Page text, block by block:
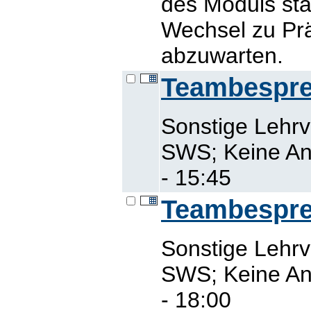
Wechsel zu
abzuwarten.
Sonstige
SWS; Keine
- 15:45
Sonstige
SWS; Keine
- 18:00